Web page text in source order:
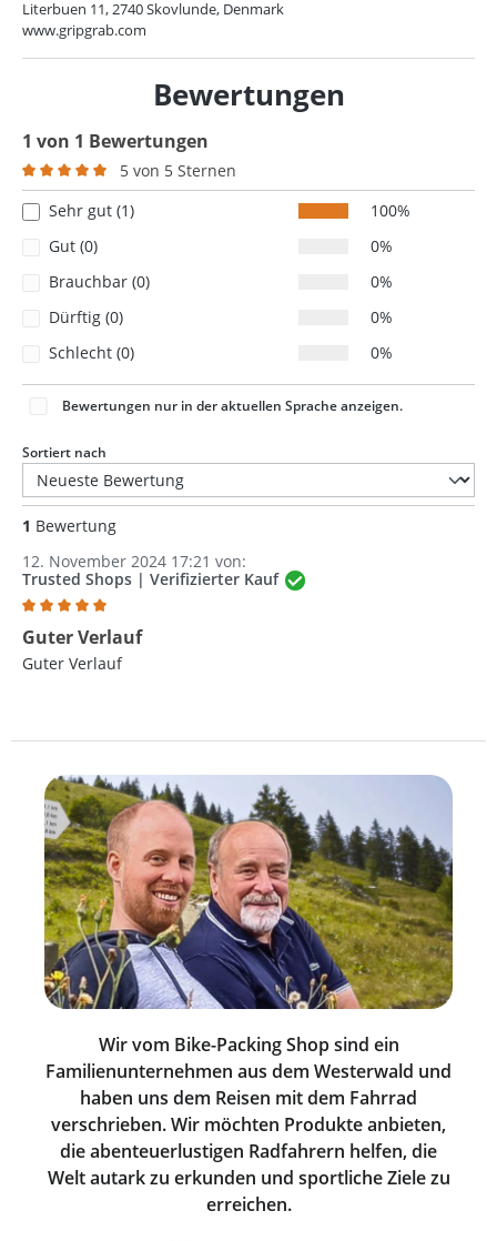
Literbuen 11, 2740 Skovlunde, Denmark
www.gripgrab.com
Bewertungen
1 von 1 Bewertungen
Durchschnittliche Bewertung von 5 von 5 Sternen
5 von 5 Sternen
Sehr gut (1)
100%
Gut (0)
0%
Brauchbar (0)
0%
Dürftig (0)
0%
Schlecht (0)
0%
Bewertungen nur in der aktuellen Sprache anzeigen.
Sortiert nach
1 Bewertung
12. November 2024 17:21 von:
Trusted Shops | Verifizierter Kauf
Bewertung mit 5 von 5 Sternen
Guter Verlauf
Guter Verlauf
Wir vom Bike-Packing Shop sind ein
Familienunternehmen aus dem Westerwald und
haben uns dem Reisen mit dem Fahrrad
verschrieben. Wir möchten Produkte anbieten,
die abenteuerlustigen Radfahrern helfen, die
Welt autark zu erkunden und sportliche Ziele zu
erreichen.